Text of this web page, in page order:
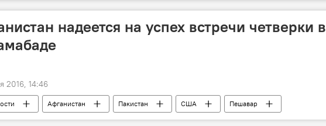
надеется на успех встречи четверки в
2016, 14:46
Афганистан Пакистан США
Пешавар
Азад
Центральная Азия переговоры талибы
ОДКБ